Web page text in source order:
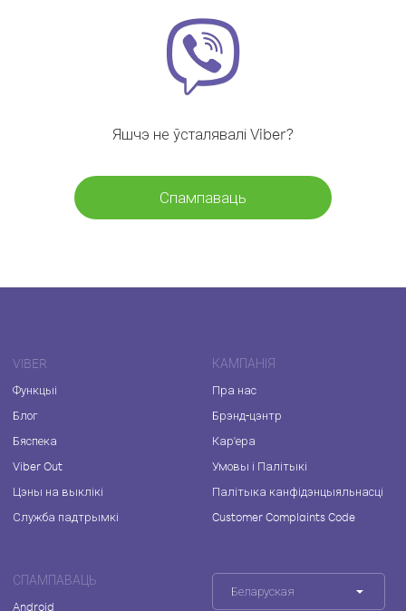
Яшчэ не ўсталявалі Viber?
Спампаваць
VIBER
Функцыі
Блог
Бяспека
Viber Out
Цэны на выклікі
Служба падтрымкі
КАМПАНІЯ
Пра нас
Брэнд-цэнтр
Кар'ера
Умовы і Палітыкі
Палітыка канфідэнцыяльнасці
Customer Complaints Code
СПАМПАВАЦЬ
Android
Беларуская